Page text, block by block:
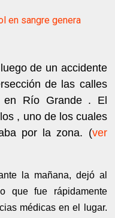
en sangre genera
de un accidente
de las calles
en Río Grande . El
, uno de los cuales
por la zona. (ver
la mañana, dejó al
que fue rápidamente
médicas en el lugar.